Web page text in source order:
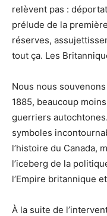
relèvent pas :
prélude de la
réserves,
tout ça. Les
Nous nous
1885, beaucoup
guerriers
symboles
l’histoire du Canada,
l’iceberg de la
l’Empire britannique
À la suite de